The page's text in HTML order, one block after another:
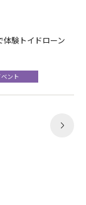
験トイドローン
ベント